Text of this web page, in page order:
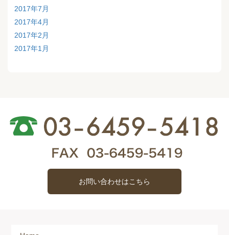
2017年7月
2017年4月
2017年2月
2017年1月
お問い合わせはこちら